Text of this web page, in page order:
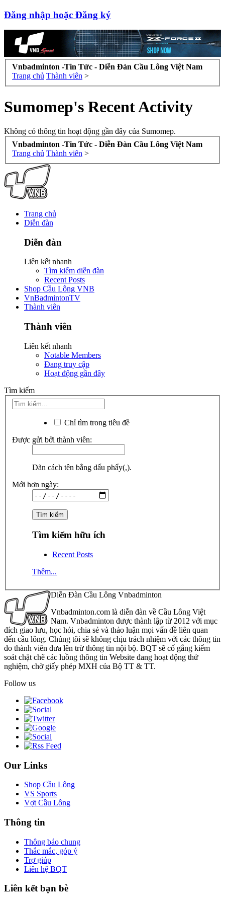
Đăng nhập hoặc Đăng ký
Vnbadminton -Tin Tức - Diễn Đàn Cầu Lông Việt Nam
Trang chủ Thành viên >
Sumomep's Recent Activity
Không có thông tin hoạt động gần đây của Sumomep.
Vnbadminton -Tin Tức - Diễn Đàn Cầu Lông Việt Nam
Trang chủ Thành viên >
Trang chủ
Diễn đàn
Diễn đàn
Liên kết nhanh
Tìm kiếm diễn đàn
Recent Posts
Shop Cầu Lông VNB
VnBadmintonTV
Thành viên
Thành viên
Liên kết nhanh
Notable Members
Đang truy cập
Hoạt động gần đây
Tìm kiếm
Chỉ tìm trong tiêu đề
Được gửi bởi thành viên:
Dãn cách tên bằng dấu phẩy(,).
Mới hơn ngày:
Tìm kiếm hữu ích
Recent Posts
Thêm...
Diễn Đàn Cầu Lông Vnbadminton
Vnbadminton.com là diễn đàn về Cầu Lông Việt
Nam. Vnbadminton được thành lập từ 2012 với mục
đích giao lưu, học hỏi, chia sẻ và thảo luận mọi vấn đề liên quan
đến cầu lông. Chúng tôi sẽ không chịu trách nhiệm với các thông tin
do thành viên đưa lên trừ thông tin nội bộ. BQT sẽ cố gắng kiểm
soát chặt chẽ các luồng thông tin Website đang hoạt động thử
nghiệm, chờ giấy phép MXH của Bộ TT & TT.
Follow us
Our Links
Shop Cầu Lông
VS Sports
Vợt Cầu Lông
Thông tin
Thông báo chung
Thắc mắc, góp ý
Trợ giúp
Liên hệ BQT
Liên kết bạn bè